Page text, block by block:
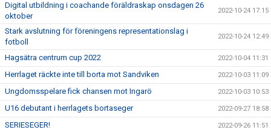
Digital utbildning i coachande föräldraskap onsdagen 26
oktober
2022-10-24 17:15
Stark avslutning för föreningens representationslag i
fotboll
2022-10-24 12:49
Hagsätra centrum cup 2022 2022-10-04 11:31
Herrlaget räckte inte till borta mot Sandviken 2022-10-03 11:09
Ungdomsspelare fick chansen mot Ingarö 2022-10-03 10:53
U16 debutant i herrlagets bortaseger 2022-09-27 18:58
SERIESEGER! 2022-09-26 11:51